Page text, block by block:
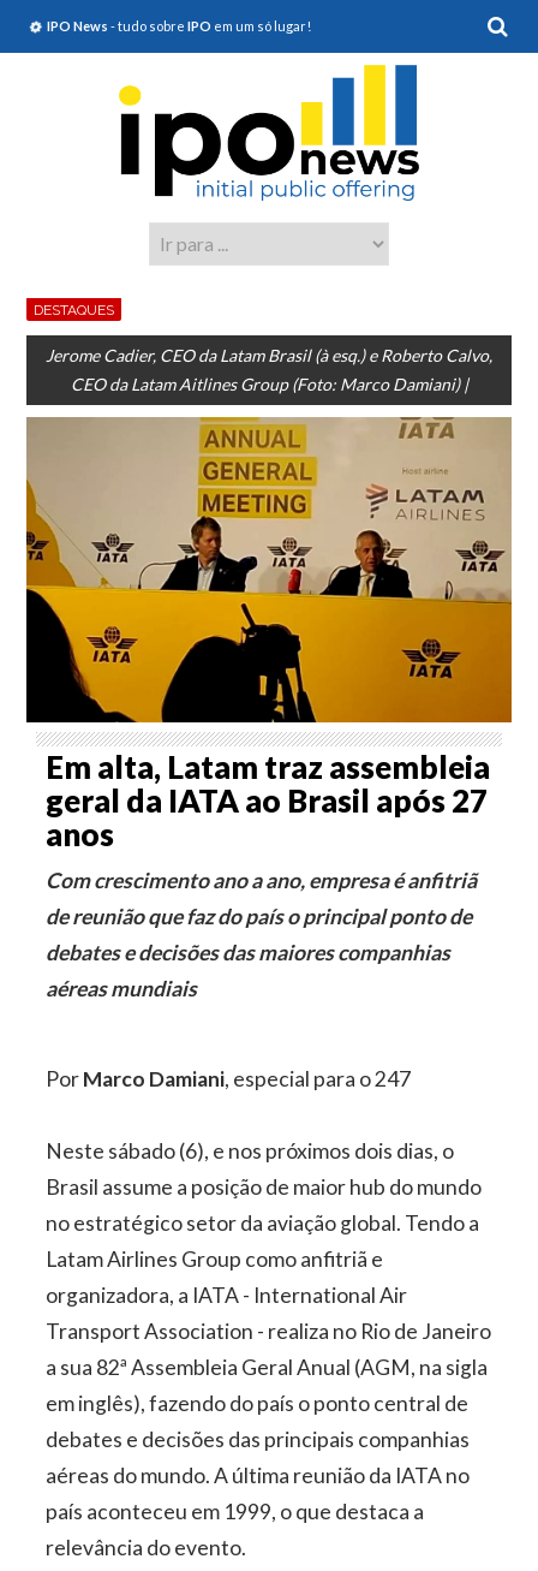
IPO News - tudo sobre IPO em um só lugar!
DESTAQUES
Jerome Cadier, CEO da Latam Brasil (à esq.) e Roberto Calvo,
CEO da Latam Aitlines Group (Foto: Marco Damiani) |
Em alta, Latam traz assembleia
geral da IATA ao Brasil após 27
anos
Com crescimento ano a ano, empresa é anfitriã
de reunião que faz do país o principal ponto de
debates e decisões das maiores companhias
aéreas mundiais
PorMarco Damiani, especial para o 247
Neste sábado (6), e nos próximos dois dias, o
Brasil assume a posição de maior hub do mundo
no estratégico setor da aviação global. Tendo a
Latam Airlines Group como anfitriã e
organizadora, a IATA - International Air
Transport Association - realiza no Rio de Janeiro
a sua 82ª Assembleia Geral Anual (AGM, na sigla
em inglês), fazendo do país o ponto central de
debates e decisões das principais companhias
aéreas do mundo. A última reunião da IATA no
país aconteceu em 1999, o que destaca a
relevância do evento.